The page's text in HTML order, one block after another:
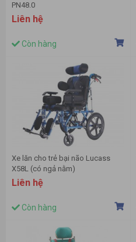
PN48.0
Liên hệ
Còn hàng
Xe lăn cho trẻ bại não Lucass
X58L (có ngả nằm)
Liên hệ
Còn hàng